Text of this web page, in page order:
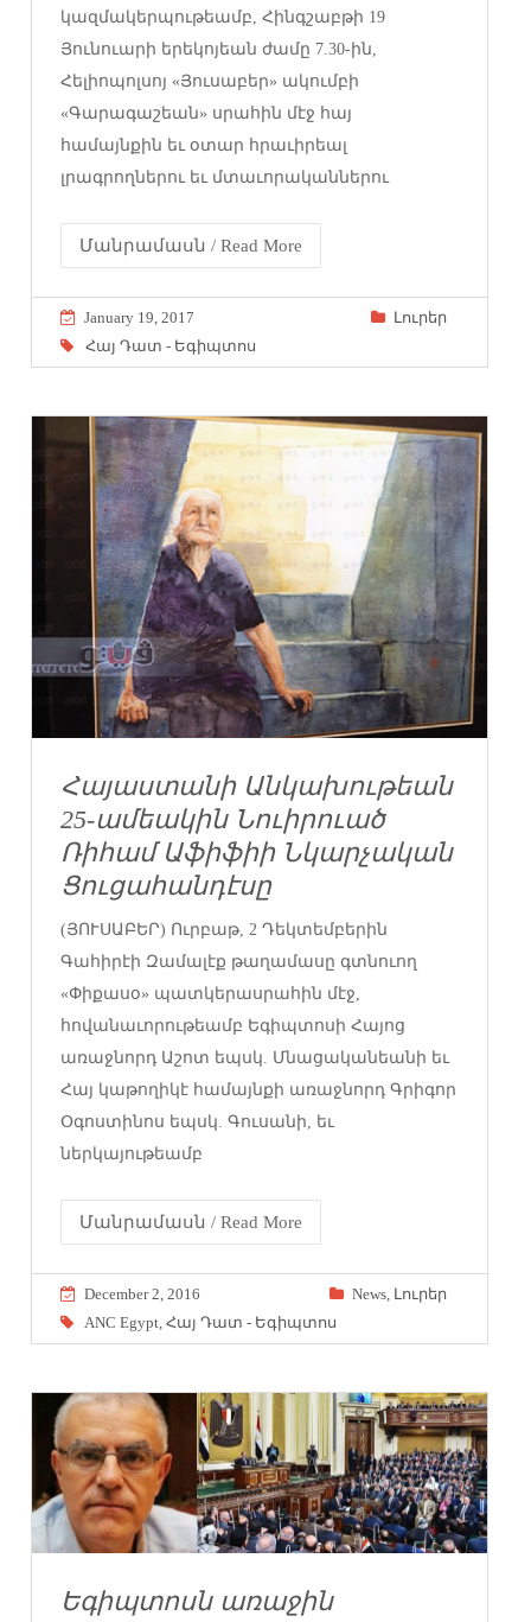
կազմակերպութեամբ, Հինգշաբթի 19
Յունուարի երեկոյեան ժամը 7.30-ին,
Հելիոպոլսոյ «Յուսաբեր» ակումբի
«Գարագաշեան» սրահին մէջ հայ
համայնքին եւ օտար հրաւիրեալ
լրագրողներու եւ մտաւորականներու
Մանրամասն / Read More
January 19, 2017
Լուրեր
Հայ Դատ - Եգիպտոս
Հայաստանի Անկախութեան
25-ամեակին Նուիրուած
Ռիհամ Աֆիֆիի Նկարչական
Ցուցահանդէսը
(ՅՈՒՍԱԲԵՐ) Ուրբաթ, 2 Դեկտեմբերին
Գահիրէի Զամալէք թաղամասը գտնուող
«Փիքասօ» պատկերասրահին մէջ,
հովանաւորութեամբ Եգիպտոսի Հայոց
առաջնորդ Աշոտ եպսկ. Մնացականեանի եւ
Հայ կաթողիկէ համայնքի առաջնորդ Գրիգոր
Օգոստինոս եպսկ. Գուսանի, եւ
ներկայութեամբ
Մանրամասն / Read More
December 2, 2016 News, Լուրեր
ANC Egypt,Հայ Դատ - Եգիպտոս
Եգիպտոսն առաջին